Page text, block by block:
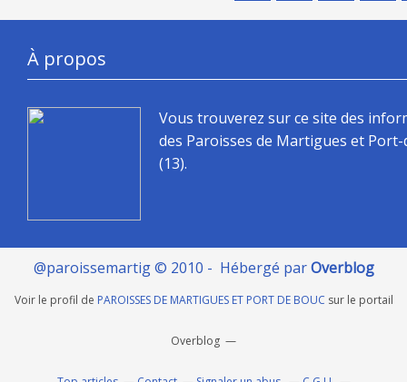
À propos
Vous trouverez sur ce site des
des Paroisses de Martigues et
(13).
@paroissemartig © 2010 - Hébergé parOverblog
Voir le profil de PAROISSES DE MARTIGUES ET PORT DE BOUC sur le portail
Overblog